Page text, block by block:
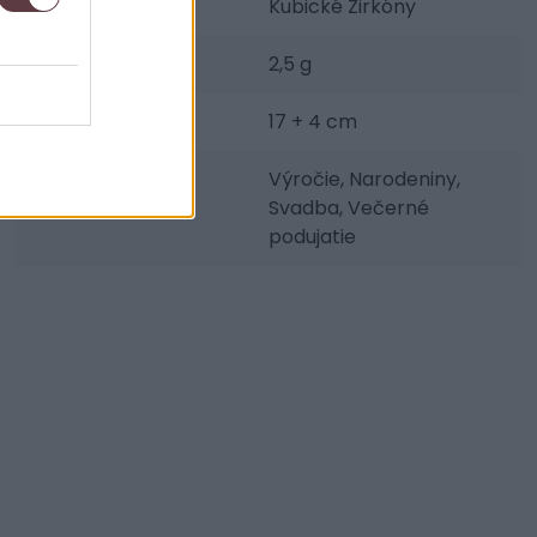
Osadenie: Kubické Zirkóny
Váha šperku: 2,5 g
Dĺžka: 17 + 4 cm
Výročie, Narodeniny,
Svadba, Večerné
podujatie